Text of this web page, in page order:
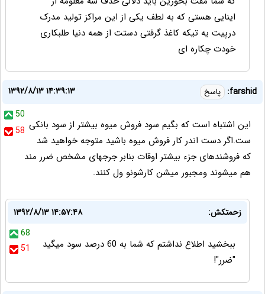
اینایی هستی که به لطف یکی از این مراکز تولید مدرک
درپیت یه تیکه کاغذ گرفتی دستت از همه دنیا طلبکاری
خودت چکاره ای
farshid: پاسخ
۱۳۹۲/۸/۱۳ ۱۴:۳۹:۱۳
50
58 این اشتباه است که بگیم سود فروش میوه بیشتر از سود بانکی
ست.اگر دست اندر کار فروش میوه باشید متوجه خواهید شد
که فروشندهای جزء بیشتر اوقات بنابر جرجهای مشخص ضرر مند
هم میشوند ومجبور میشن کارشونو ول کنند.
زحمتکش:
۱۳۹۲/۸/۱۳ ۱۴:۵۷:۴۸
68
51
ببخشید اطلاع نداشتم که شما به 60 درصد سود میگید
"ضرر"!